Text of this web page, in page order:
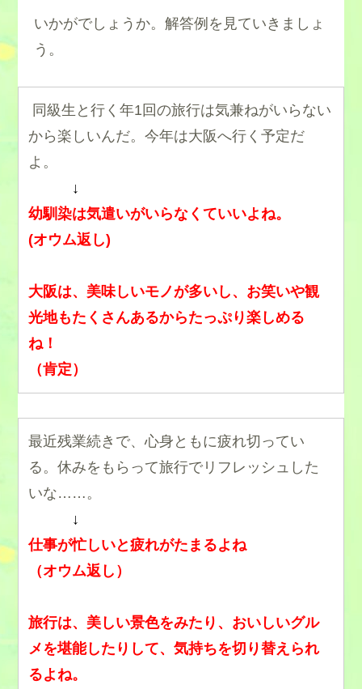
いかがでしょうか。解答例を見ていきましょ
う。
同級生と行く年1回の旅行は気兼ねがいらない
から楽しいんだ。今年は大阪へ行く予定だ
よ。
↓
幼馴染は気遣いがいらなくていいよね。
(オウム返し)
大阪は、美味しいモノが多いし、お笑いや観
光地もたくさんあるからたっぷり楽しめる
ね！
（肯定）
最近残業続きで、心身ともに疲れ切ってい
る。休みをもらって旅行でリフレッシュした
いな……。
↓
仕事が忙しいと疲れがたまるよね
（オウム返し）
旅行は、美しい景色をみたり、おいしいグル
メを堪能したりして、気持ちを切り替えられ
るよね。